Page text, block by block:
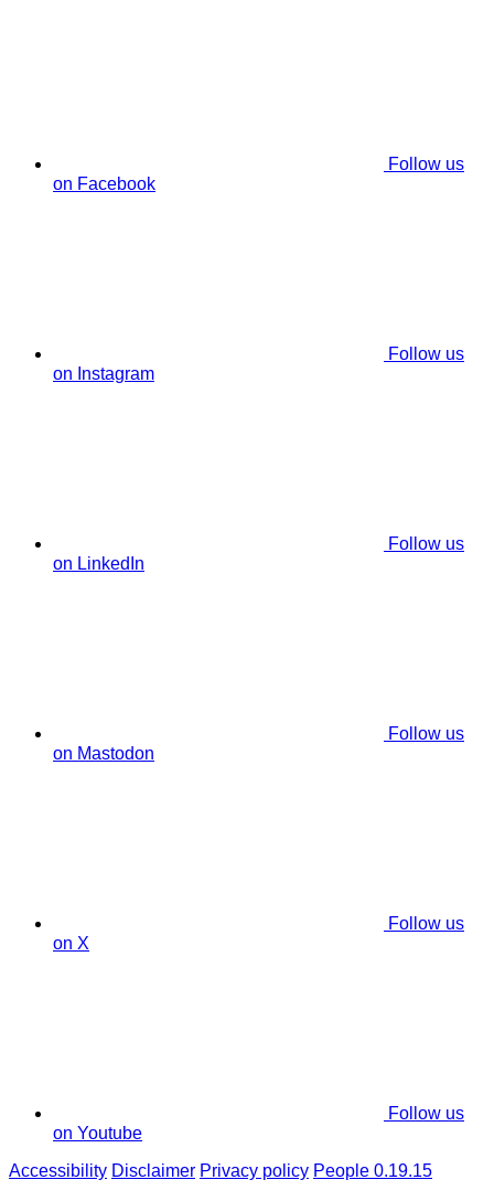
Follow us
on Facebook
Follow us
on Instagram
Follow us
on LinkedIn
Follow us
on Mastodon
Follow us
on X
Follow us
on Youtube
Accessibility Disclaimer Privacy policy People 0.19.15